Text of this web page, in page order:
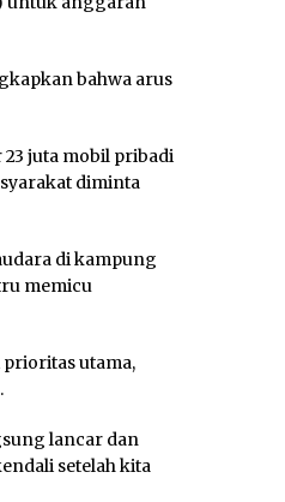
bahwa arus
juta mobil pribadi
diminta
di kampung
memicu
prioritas utama,
lancar dan
setelah kita